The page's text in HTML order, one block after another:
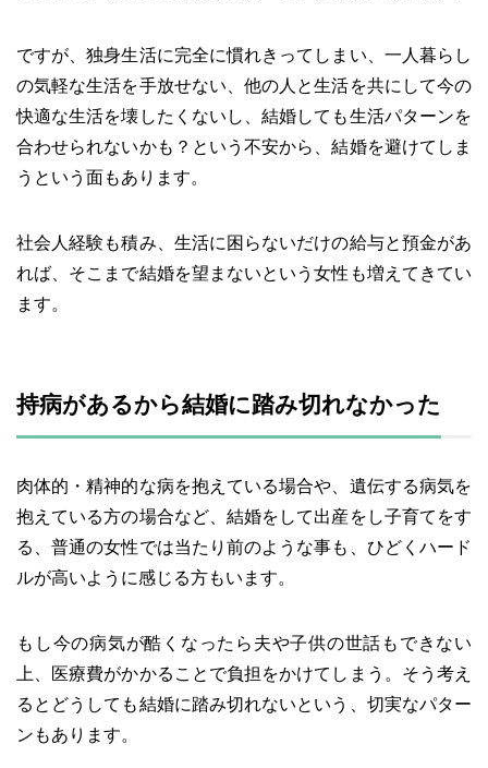
ですが、独身生活に完全に慣れきってしまい、一人暮らし
の気軽な生活を手放せない、他の人と生活を共にして今の
快適な生活を壊したくないし、結婚しても生活パターンを
合わせられないかも？という不安から、結婚を避けてしま
うという面もあります。
社会人経験も積み、生活に困らないだけの給与と預金があ
れば、そこまで結婚を望まないという女性も増えてきてい
ます。
持病があるから結婚に踏み切れなかった
肉体的・精神的な病を抱えている場合や、遺伝する病気を
抱えている方の場合など、結婚をして出産をし子育てをす
る、普通の女性では当たり前のような事も、ひどくハード
ルが高いように感じる方もいます。
もし今の病気が酷くなったら夫や子供の世話もできない
上、医療費がかかることで負担をかけてしまう。そう考え
るとどうしても結婚に踏み切れないという、切実なパター
ンもあります。